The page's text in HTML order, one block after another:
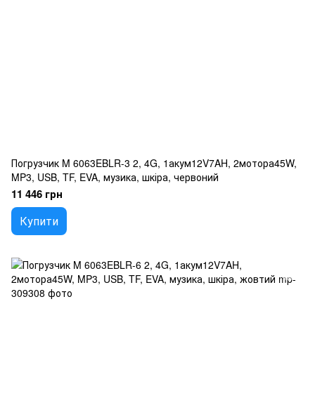
Погрузчик M 6063EBLR-3 2, 4G, 1акум12V7AH, 2мотора45W,
MP3, USB, TF, EVA, музика, шкіра, червоний
11 446 грн
Купити